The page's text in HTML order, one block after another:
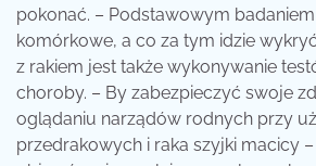
pokonać. – Podstawowym
komórkowe, a co za tym idzie
z rakiem jest także wykonywanie
choroby. – By zabezpieczyć swoje
oglądaniu narządów rodnych przy
przedrakowych i raka szyjki macicy